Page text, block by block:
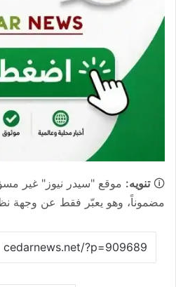
🛈تنويه: موقع "سيدر نيوز" غير
مضموناً، وهو يعبّر فقط عن وجهة